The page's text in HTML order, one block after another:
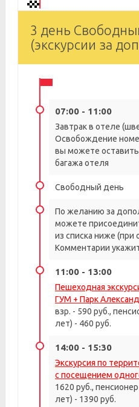
3 день
(экскурсии за
07:00 - 11:00
Завтрак в отеле
Освобождение
вы можете
багажа отеля
Свободный день
По желанию за
можете
из списка ниже (при
Комментарии
11:00 - 13:00
Пешеходная
ГУМ + Парк
взр. - 590 руб.,
лет) - 460 руб.
14:00 - 15:30
Экскурсия по
с посещением
1620 руб.,
лет) - 1390 руб.